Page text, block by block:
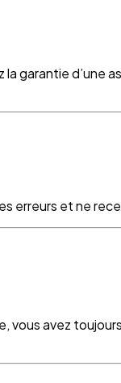
garantie d’une
erreurs et ne
vous avez